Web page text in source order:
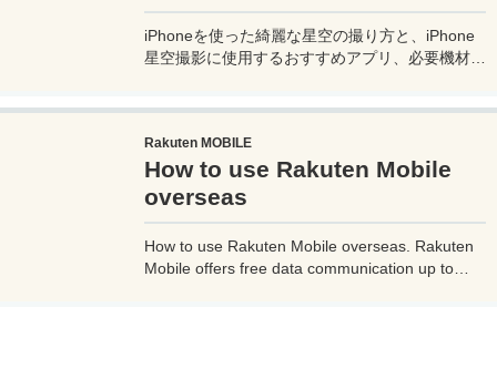
iPhoneを使った綺麗な星空の撮り方と、iPhone
星空撮影に使用するおすすめアプリ、必要機材な
ば流星群の流れ星も撮影可能なので、iPhoneで
綺麗な星空撮影をしたいときはチャレンジしてみ
よう。
Rakuten MOBILE
How to use Rakuten Mobile
overseas
How to use Rakuten Mobile overseas. Rakuten
Mobile offers free data communication up to